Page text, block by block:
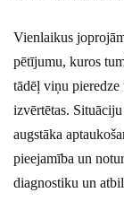
Vienlaikus
pētījumu, kuros
tādēļ viņu
izvērtētas.
augstāka
pieejamība un
diagnostiku un